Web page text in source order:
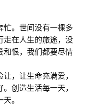
忙。世间没有一棵多
走在人生的旅途，没
和恨，我们都要尽情
，让生命充满爱，
创造生活每一天，
。